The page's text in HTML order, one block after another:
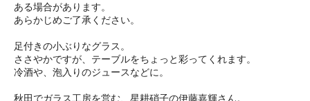
ある場合があります。
あらかじめご了承ください。
足付きの小ぶりなグラス。
ささやかですが、テーブルをちょっと彩ってくれます。
冷酒や、泡入りのジュースなどに。
秋田でガラス工房を営む、星耕硝子の伊藤嘉輝さん。